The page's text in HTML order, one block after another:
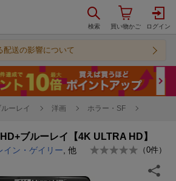
配送の影響について
ルーレイ 洋画 ホラー・SF
ブルーレイ【4K ULTRA HD】
イン・ゲイリー , 他 （0件）